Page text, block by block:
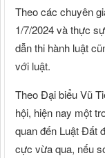
Theo các chuyên
1/7/2024 và thực
dẫn thi hành luật
với luật.
Theo Đại biểu Vũ
hội, hiện nay một
quan đến Luật Đất
cực vừa qua, nếu